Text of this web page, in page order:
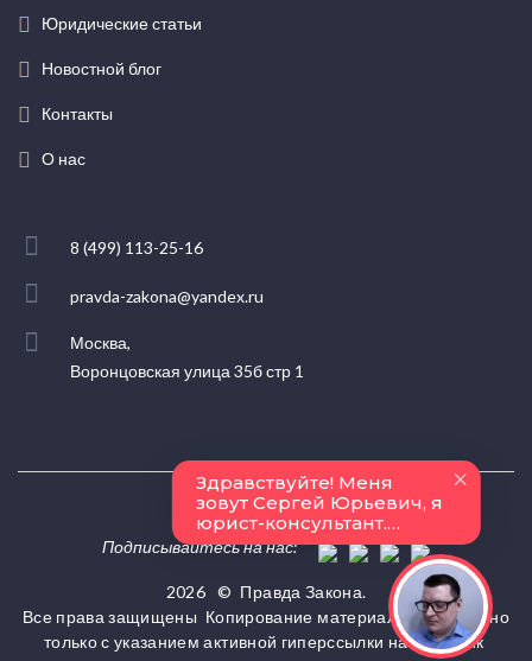
Юридические статьи
Новостной блог
Контакты
О нас
8 (499) 113-25-16
pravda-zakona@yandex.ru
Москва,
Воронцовская улица 35б стр 1
Подписывайтесь на нас:
2026 © Правда Закона.
Все права защищены Копирование материалов разрешено
только с указанием активной гиперссылки на источник